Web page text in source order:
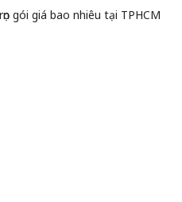
gói giá bao nhiêu tại TPHCM